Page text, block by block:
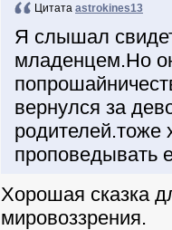
Цитата astrokines13
Я слышал
младенцем.Но
вернулся за
родителей.тоже
проповедывать
Хорошая сказка
мировоззрения.